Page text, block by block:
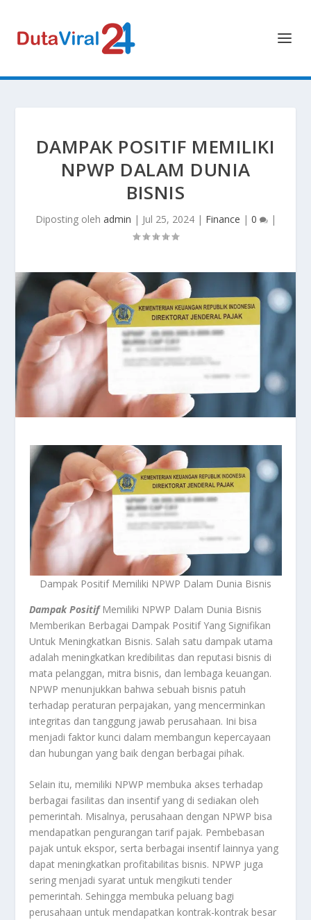
DAMPAK POSITIF MEMILIKI
NPWP DALAM DUNIA
BISNIS
Diposting oleh admin | Jul 25, 2024| Finance | 0 |
Dampak Positif Memiliki NPWP Dalam Dunia Bisnis
Dampak PositifMemiliki NPWP Dalam Dunia Bisnis
Memberikan Berbagai Dampak Positif Yang Signifikan
Untuk Meningkatkan Bisnis. Salah satu dampak utama
adalah meningkatkan kredibilitas dan reputasi bisnis di
mata pelanggan, mitra bisnis, dan lembaga keuangan.
NPWP menunjukkan bahwa sebuah bisnis patuh
terhadap peraturan perpajakan, yang mencerminkan
integritas dan tanggung jawab perusahaan. Ini bisa
menjadi faktor kunci dalam membangun kepercayaan
dan hubungan yang baik dengan berbagai pihak.
Selain itu, memiliki NPWP membuka akses terhadap
berbagai fasilitas dan insentif yang di sediakan oleh
pemerintah. Misalnya, perusahaan dengan NPWP bisa
mendapatkan pengurangan tarif pajak. Pembebasan
pajak untuk ekspor, serta berbagai insentif lainnya yang
dapat meningkatkan profitabilitas bisnis. NPWP juga
sering menjadi syarat untuk mengikuti tender
pemerintah. Sehingga membuka peluang bagi
perusahaan untuk mendapatkan kontrak-kontrak besar